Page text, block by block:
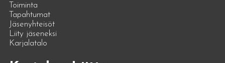
Toiminta
Tapahtumat
Jäsenyhteisöt
Liity jäseneksi
Karjalatalo